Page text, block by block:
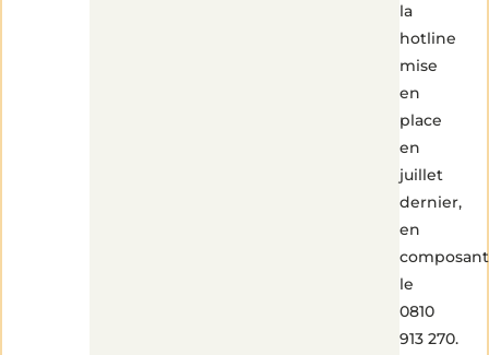
la
hotline
mise
en
place
en
juillet
dernier,
en
composant
le
0810
913 270.